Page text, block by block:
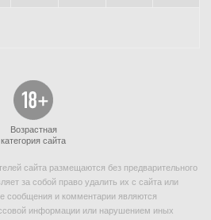
Возрастная
категория сайта
сайта размещаются без предварительного
за собой право удалить их с сайта или
сообщения и комментарии являются
информации или нарушением иных